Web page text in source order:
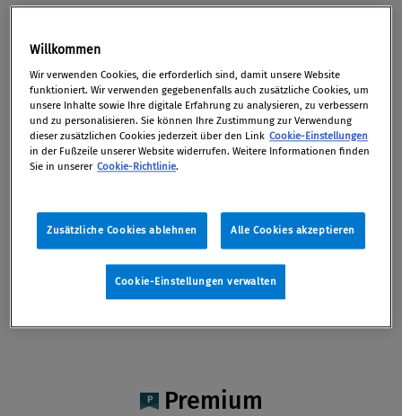
Fabienne Sonderegger
Artikel auf Xing teilen
Artikel auf linkedIn teilen
Artikel auf Facebook teilen
Artikellink kopieren
Artikel per Mail teilen
Vita
Fabienne Sonderegger, B.A. HSG, ist
Projektmitarbeiterin bei Integrity Line und
verantwortlich für die erfolgreiche
Implementierung von Meldesystemen bei
Premium
Willkommen
Wir verwenden Cookies, die erforderlich sind, damit unsere Website
funktioniert. Wir verwenden gegebenenfalls auch zusätzliche Cookies, um
unsere Inhalte sowie Ihre digitale Erfahrung zu analysieren, zu verbessern
und zu personalisieren. Sie können Ihre Zustimmung zur Verwendung
dieser zusätzlichen Cookies jederzeit über den Link Cookie-Einstellungen
in der Fußzeile unserer Website widerrufen. Weitere Informationen finden
Sie in unserer Cookie-Richtlinie.
Zusätzliche Cookies ablehnen Alle Cookies akzeptieren
Cookie-Einstellungen verwalten